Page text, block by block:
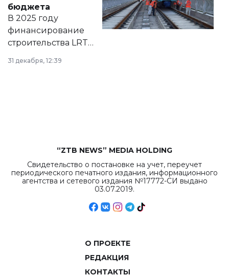
на сайте маслихат
города.
бюджета
В 2025 году
финансирование
строительства LRT
в Астане из
республиканского
31 декабря, 12:39
“ZTB NEWS” MEDIA HOLDING
Свидетельство о постановке на учет, переучет
периодического печатного издания, информационного
агентства и сетевого издания №17772-СИ выдано
03.07.2019.
О ПРОЕКТЕ
РЕДАКЦИЯ
КОНТАКТЫ